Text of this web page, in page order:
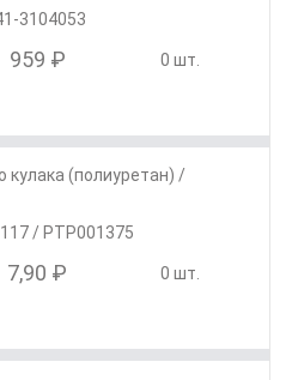
3104053
959 ₽ 0 шт.
кулака (полиуретан) /
/ РТР001375
7,90 ₽ 0 шт.